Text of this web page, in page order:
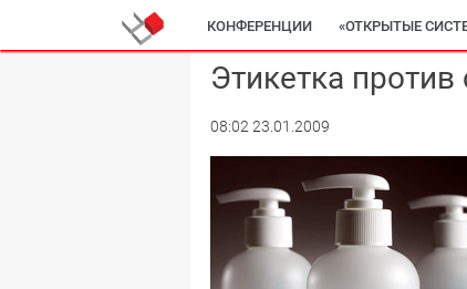
КОНФЕРЕНЦИИ «ОТКРЫТЫЕ
Этикетка
08:02 23.01.2009